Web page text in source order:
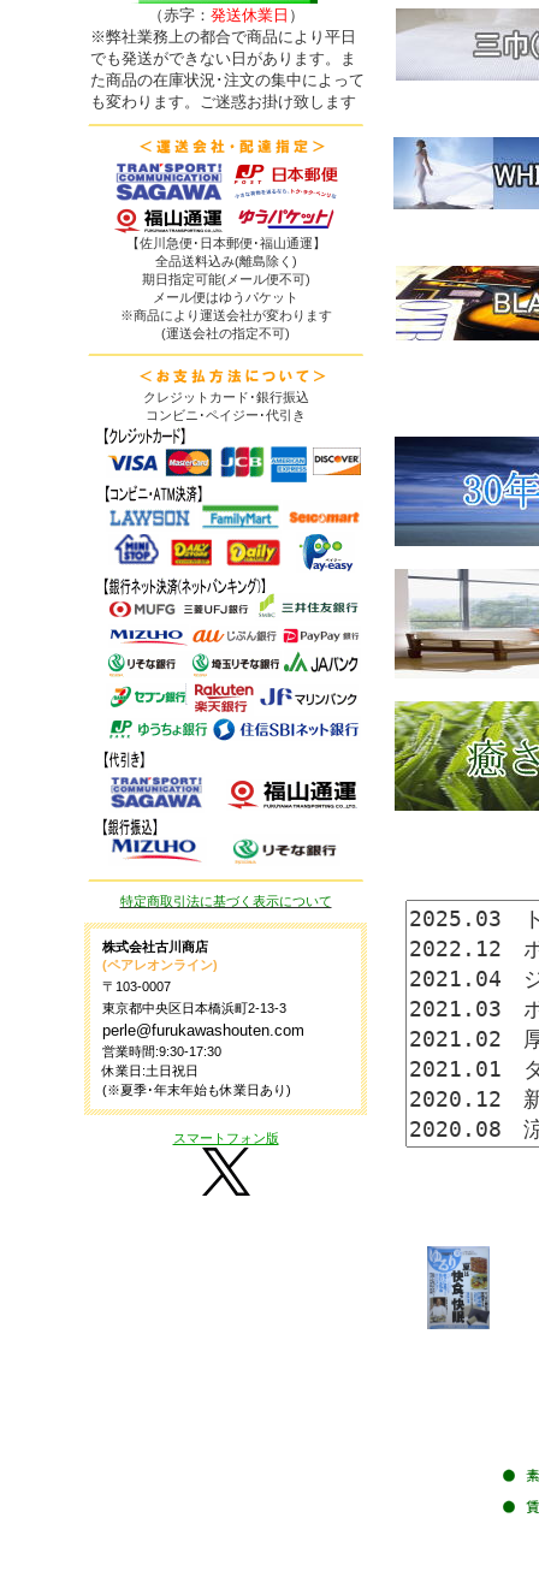
（赤字： 発送休業日 ）
※弊社業務上の都合で商品により平日
でも発送ができない日があります。ま
た商品の在庫状況･注文の集中によって
も変わります。ご迷惑お掛け致します
【佐川急便･日本郵便･福山通運】
全品送料込み(離島除く)
期日指定可能(メール便不可)
メール便はゆうパケット
※商品により運送会社が変わります
(運送会社の指定不可)
クレジットカード･銀行振込
コンビニ･ペイジー･代引き
特定商取引法に基づく表示について
株式会社古川商店
(ペアレオンライン)
〒103-0007
東京都中央区日本橋浜町2-13-3
perle@furukawashouten.com
営業時間:9:30-17:30
休業日:土日祝日
(※夏季･年末年始も休業日あり)
スマートフォン版